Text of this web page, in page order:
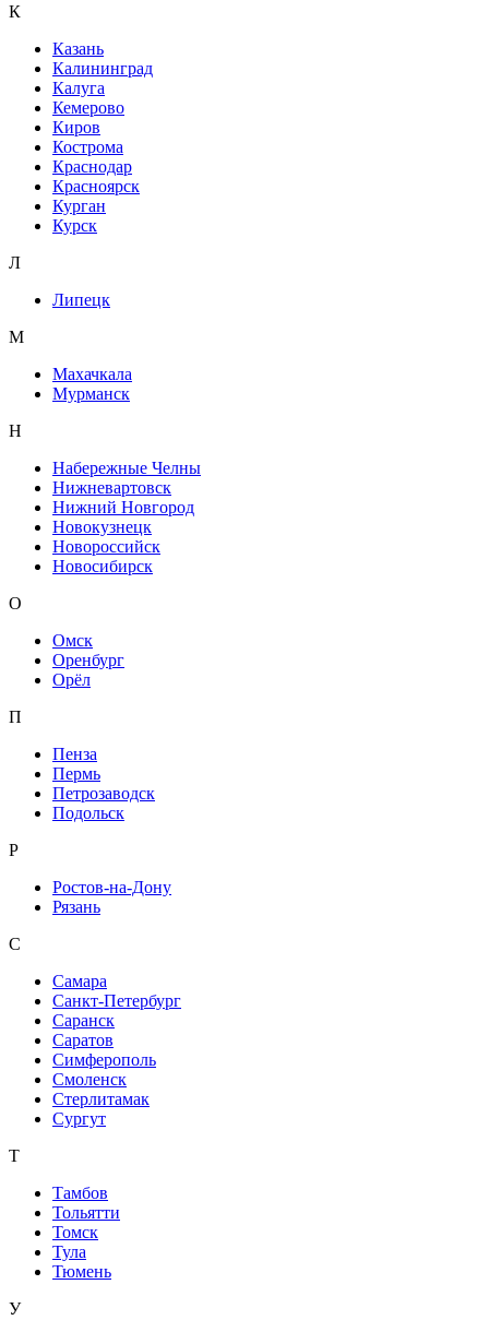
К
Казань
Калининград
Калуга
Кемерово
Киров
Кострома
Краснодар
Красноярск
Курган
Курск
Л
Липецк
М
Махачкала
Мурманск
Н
Набережные Челны
Нижневартовск
Нижний Новгород
Новокузнецк
Новороссийск
Новосибирск
О
Омск
Оренбург
Орёл
П
Пенза
Пермь
Петрозаводск
Подольск
Р
Ростов-на-Дону
Рязань
С
Самара
Санкт-Петербург
Саранск
Саратов
Симферополь
Смоленск
Стерлитамак
Сургут
Т
Тамбов
Тольятти
Томск
Тула
Тюмень
У